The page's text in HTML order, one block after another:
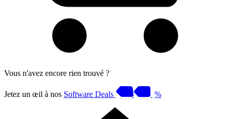
Vous n'avez encore rien trouvé ?
Jetez un œil à nos Software Deals %